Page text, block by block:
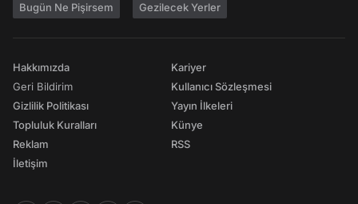
Bugün Ne Pişirsem Gezilecek Yerler
Hakkımızda
Geri Bildirim
Gizlilik Politikası
Topluluk Kuralları
Reklam
İletişim
Kariyer
Kullanıcı Sözleşmesi
Yayın İlkeleri
Künye
RSS